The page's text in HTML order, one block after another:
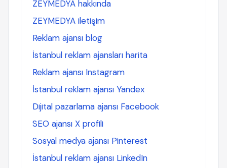
ZEYMEDYA hakkında
ZEYMEDYA iletişim
Reklam ajansı blog
İstanbul reklam ajansları harita
Reklam ajansı Instagram
İstanbul reklam ajansı Yandex
Dijital pazarlama ajansı Facebook
SEO ajansı X profili
Sosyal medya ajansı Pinterest
İstanbul reklam ajansı LinkedIn